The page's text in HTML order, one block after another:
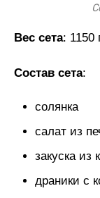
Вес сета: 1150
Состав сета:
солянка
салат из
закуска из
драники с